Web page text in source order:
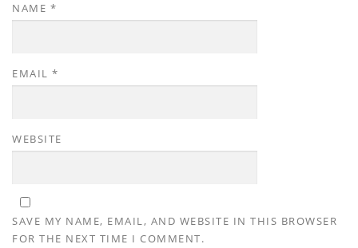
NAME *
EMAIL *
WEBSITE
SAVE MY NAME, EMAIL, AND WEBSITE IN THIS BROWSER
FOR THE NEXT TIME I COMMENT.